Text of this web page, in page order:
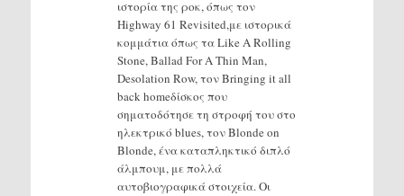
ιστορία της ροκ, όπως τον
Highway 61 Revisited,με ιστορικά
κομμάτια όπως τα Like A Rolling
Stone, Ballad For A Thin Man,
Desolation Row, τον Bringing it all
back homeδίσκος που
σηματοδότησε τη στροφή του στο
ηλεκτρικό blues, τον Blonde on
Blonde, ένα καταπληκτικό διπλό
άλμπουμ, με πολλά
αυτοβιογραφικά στοιχεία. Οι